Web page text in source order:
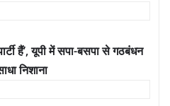
हैं’, यूपी में सपा-बसपा से गठबंधन
निशाना